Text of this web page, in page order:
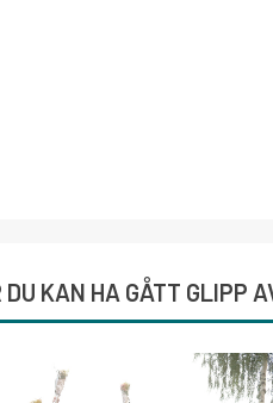
DU KAN HA GÅTT GLIPP